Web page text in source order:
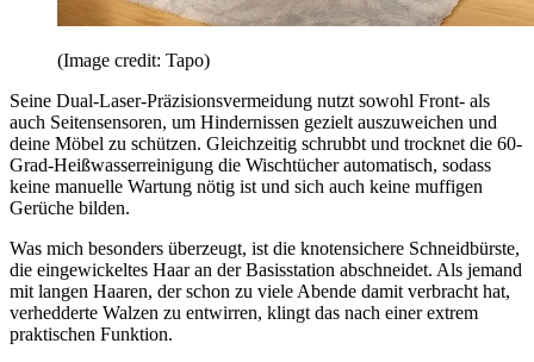
(Image credit: Tapo)
Seine Dual-Laser-Präzisionsvermeidung nutzt sowohl Front- als
auch Seitensensoren, um Hindernissen gezielt auszuweichen und
deine Möbel zu schützen. Gleichzeitig schrubbt und trocknet die 60-
Grad-Heißwasserreinigung die Wischtücher automatisch, sodass
keine manuelle Wartung nötig ist und sich auch keine muffigen
Gerüche bilden.
Was mich besonders überzeugt, ist die knotensichere Schneidbürste,
die eingewickeltes Haar an der Basisstation abschneidet. Als jemand
mit langen Haaren, der schon zu viele Abende damit verbracht hat,
verhedderte Walzen zu entwirren, klingt das nach einer extrem
praktischen Funktion.